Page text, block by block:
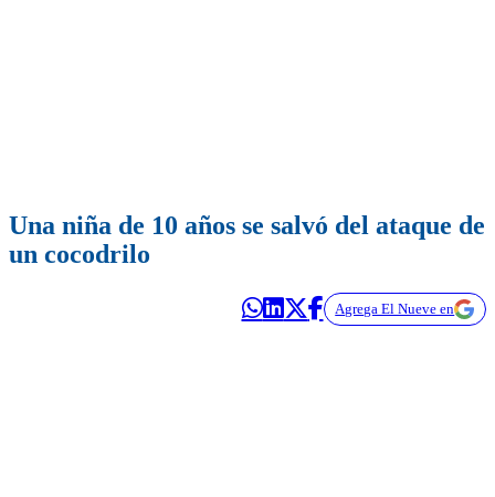
Una niña de 10 años se salvó del ataque de
un cocodrilo
Agrega El Nueve en